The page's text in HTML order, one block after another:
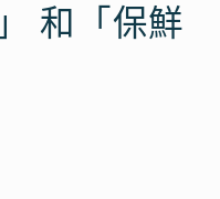
和「保鮮